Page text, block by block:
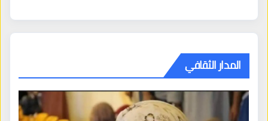
المدار الثقافي